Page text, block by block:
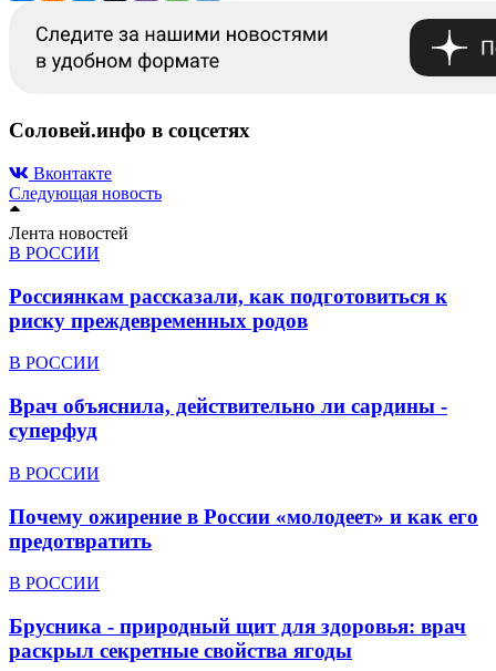
Соловей.инфо в соцсетях
Вконтакте
Следующая новость
Лента новостей
В РОССИИ
Россиянкам рассказали, как подготовиться к
риску преждевременных родов
В РОССИИ
Врач объяснила, действительно ли сардины -
суперфуд
В РОССИИ
Почему ожирение в России «молодеет» и как его
предотвратить
В РОССИИ
Брусника - природный щит для здоровья: врач
раскрыл секретные свойства ягоды